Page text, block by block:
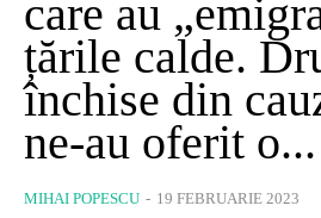
care au
țările calde.
închise din
ne-au oferit o...
MIHAI POPESCU - 19 FEBRUARIE 2023